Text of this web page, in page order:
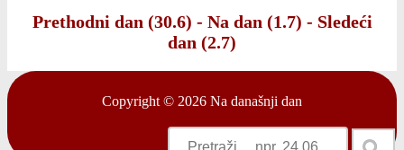
Prethodni dan (30.6) - Na dan (1.7) - Sledeći
dan (2.7)
Copyright © 2026 Na današnji dan